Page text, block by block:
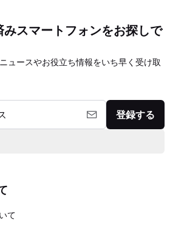
みスマートフォンをお探しで
ュースやお役立ち情報をいち早く受け取
登録する
て